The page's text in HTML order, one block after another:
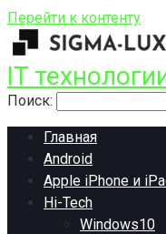
Перейти к контенту
IT
Поиск:
Главная
Android
Apple iPhone и
Hi-Tech
Windows10